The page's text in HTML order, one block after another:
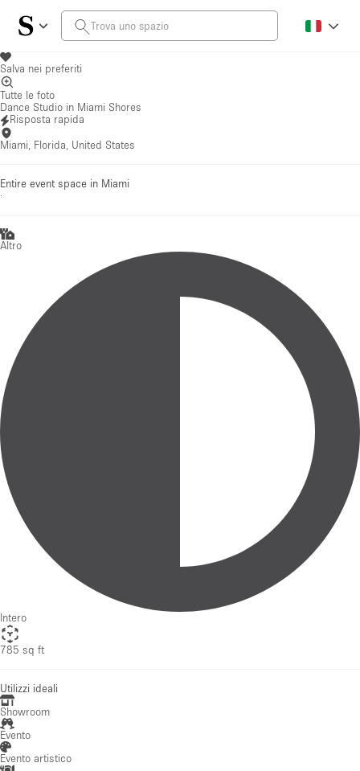
Salva nei preferiti
Tutte le foto
Dance Studio in Miami Shores
Risposta rapida
Miami, Florida, United States
Entire event space in Miami
·
Altro
Intero
785 sq ft
Utilizzi ideali
Showroom
Evento
Evento artistico